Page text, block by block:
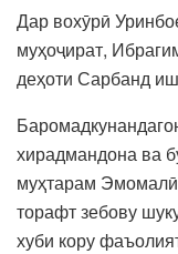
Дар вохӯрӣ
муҳоҷират,
деҳоти Сарбанд
хирадмандона ва
муҳтарам
торафт зебову
хуби кору